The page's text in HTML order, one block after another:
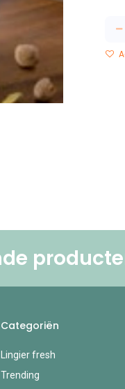
Categoriën
Lingier fresh
Trending